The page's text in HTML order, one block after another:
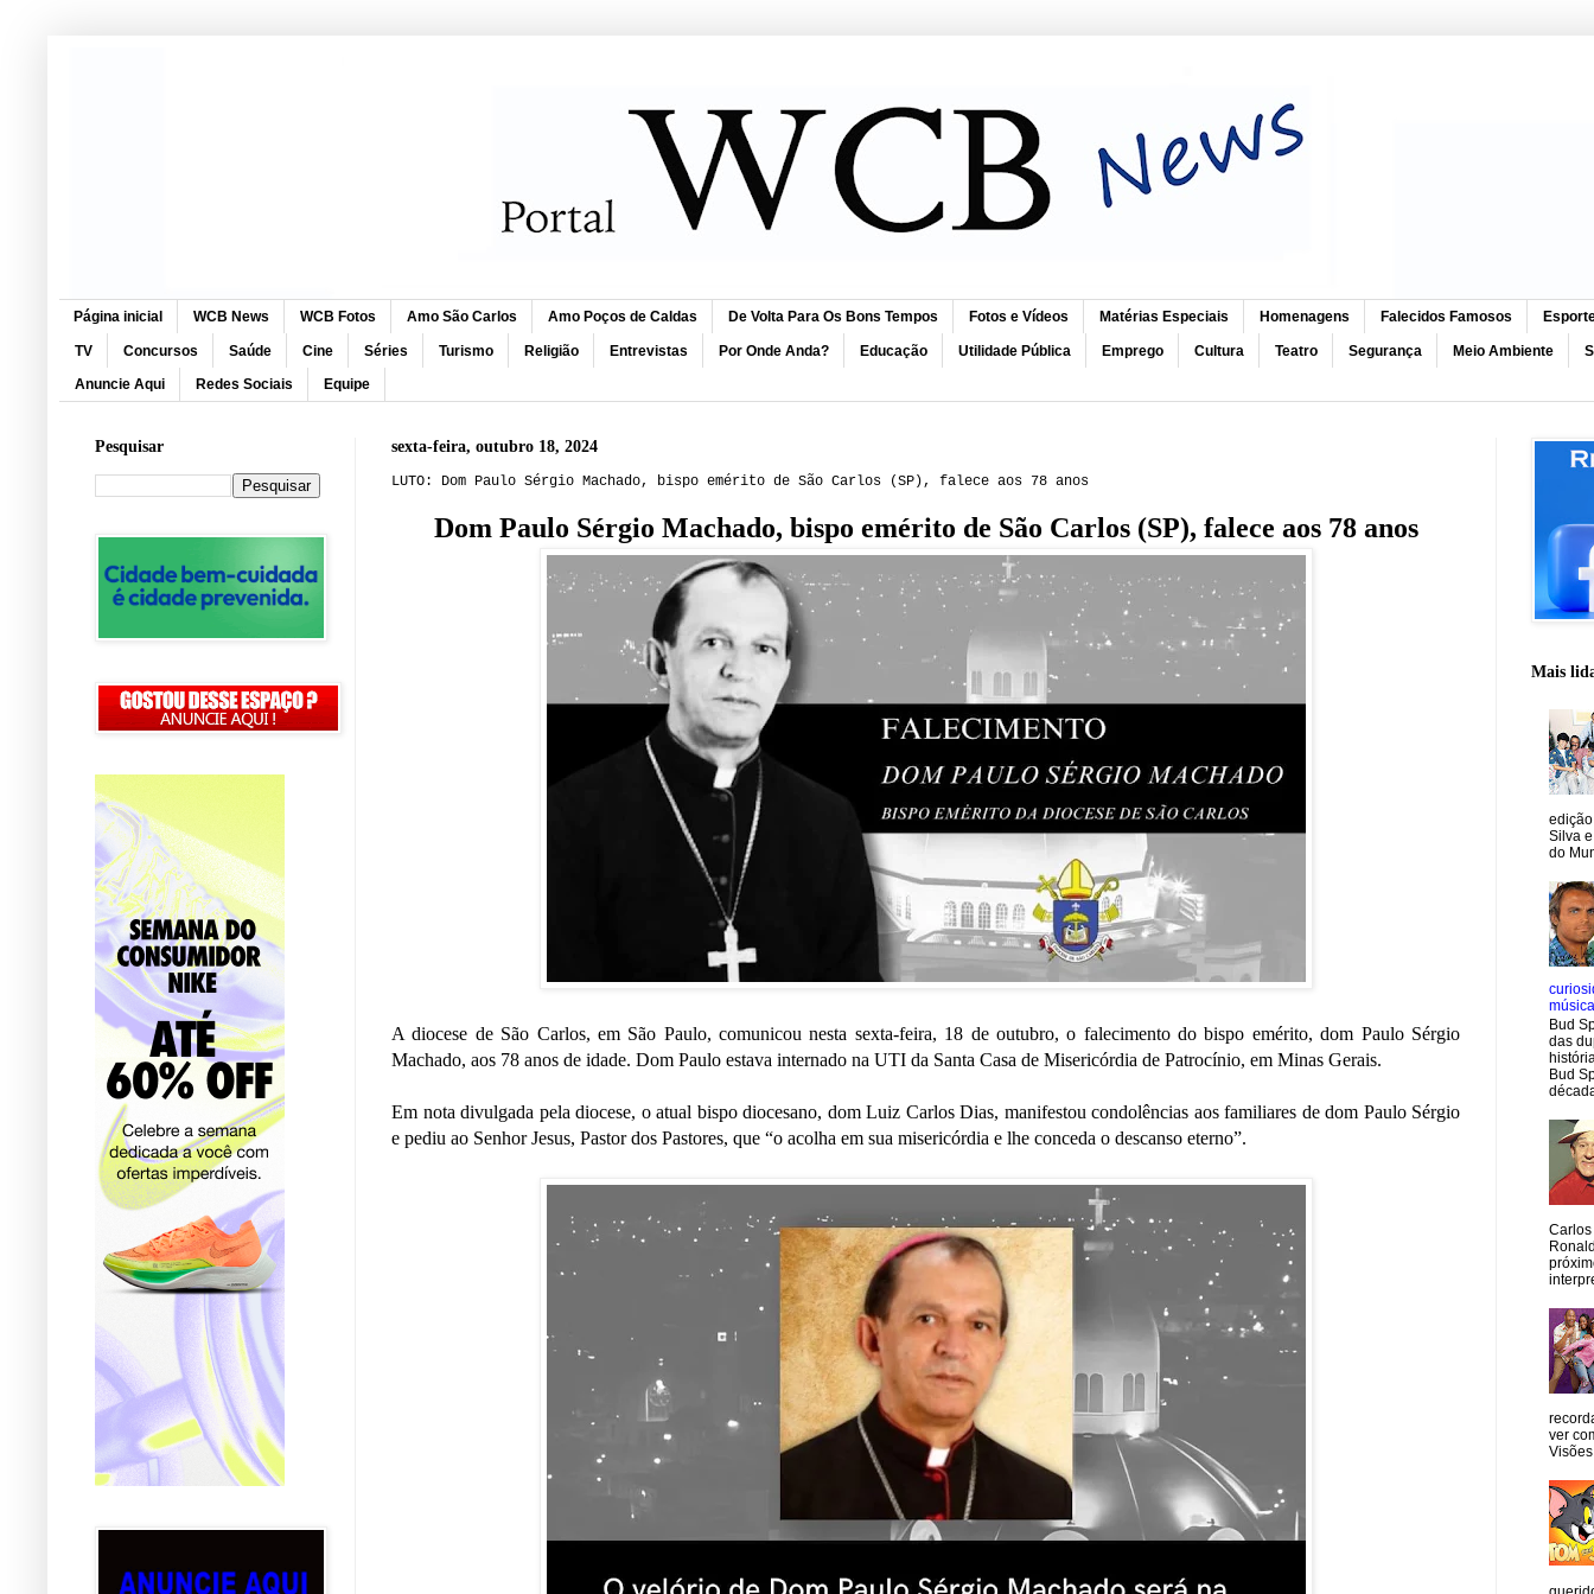
Página inicial WCB News WCB Fotos Amo São Carlos Amo Poços de Caldas De Volta Para Os Bons Tempos Fotos e Vídeos Matérias Especiais Homenagens Falecidos Famosos
TV Concursos Saúde Cine Séries Turismo Religião Entrevistas Por Onde Anda? Educação Utilidade Pública Emprego Cultura Teatro Segurança Meio Ambiente
Anuncie Aqui Redes Sociais Equipe
sexta-feira, outubro 18, 2024
LUTO: Dom Paulo Sérgio Machado, bispo emérito de São Carlos (SP), falece aos 78 anos
Dom Paulo Sérgio Machado, bispo emérito de São Carlos (SP), falece aos 78 anos
A diocese de São Carlos, em São Paulo, comunicou nesta sexta-feira, 18 de outubro, o falecimento do bispo emérito, dom Paulo Sérgio
Machado, aos 78 anos de idade. Dom Paulo estava internado na UTI da Santa Casa de Misericórdia de Patrocínio, em Minas Gerais.
Em nota divulgada pela diocese, o atual bispo diocesano, dom Luiz Carlos Dias, manifestou condolências aos familiares de dom Paulo Sérgio
e pediu ao Senhor Jesus, Pastor dos Pastores, que “o acolha em sua misericórdia e lhe conceda o descanso eterno”.
Pesquisar
Mais
Silva
do
Bud
das
Bud
Carlos
ver